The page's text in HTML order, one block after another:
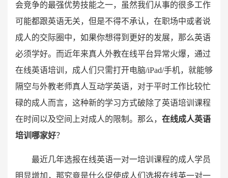
会竞争的最强优势技能之一，虽然我们从事的很多工作
可能都跟英语无关，但是不得不承认，在职场中或者说
成人的交际圈中，如果你想得到更好的发展，那么英语
必须学好。而近年来真人外教在线平台异常火爆，通过
在线英语培训，成人们只需打开电脑/iPad/手机，就能够
隔空与外教老师真人互动学英语，对于平时工作比较忙
碌的成人而言，这种新的学习方式破除了英语培训课程
在时间以及空间上对成人的限制。那么， 在线成人英语
培训哪家好？
最近几年选报在线英语一对一培训课程的成人学员
明显增加，那究竟是什么促使成人们选报在线英一对一